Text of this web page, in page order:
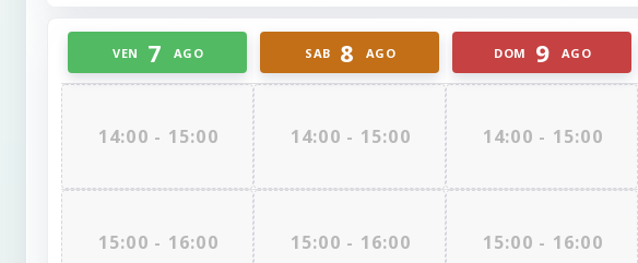
VEN 7 AGO SAB 8 AGO DOM 9 AGO
14:00 - 15:00 14:00 - 15:00 14:00 - 15:00
15:00 - 16:00 15:00 - 16:00 15:00 - 16:00